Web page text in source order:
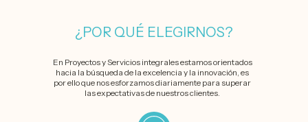
¿POR QUÉ ELEGIRNOS?
En Proyectos y Servicios integrales estamos orientados
hacia la búsqueda de la excelencia y la innovación, es
por ello que nos esforzamos diariamente para superar
las expectativas de nuestros clientes.